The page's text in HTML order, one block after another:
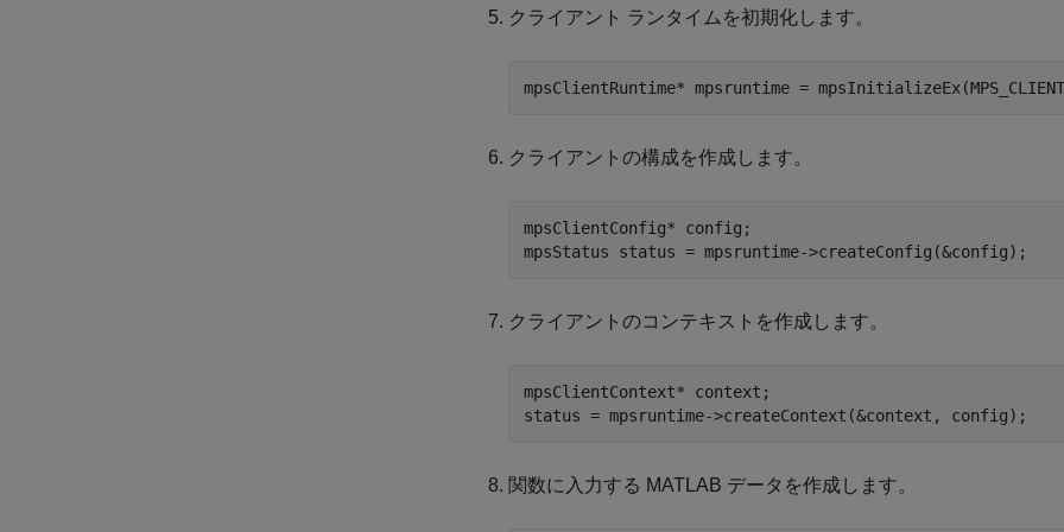
クライアント ランタイムを初期化します。
mpsClientRuntime* mpsruntime =
クライアントの構成を作成します。
mpsClientConfig* config;
mpsStatus status = mpsruntime->createConfig(&config);
クライアントのコンテキストを作成します。
mpsClientContext* context;
status = mpsruntime->createContext(&context, config);
関数に入力する MATLAB データを作成します。